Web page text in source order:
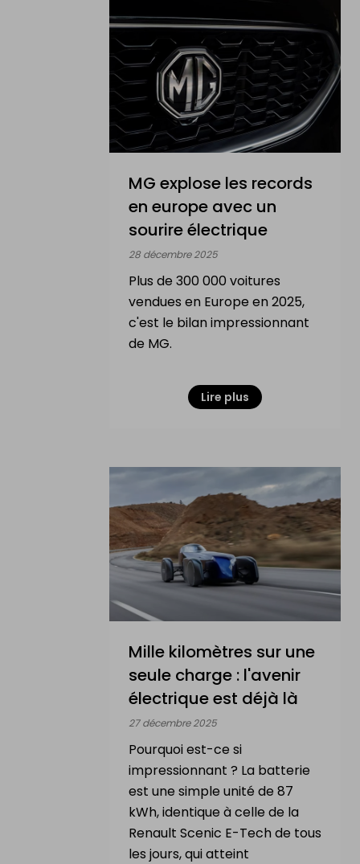
MG explose les records
en europe avec un
sourire électrique
28 décembre 2025
Plus de 300 000 voitures
vendues en Europe en 2025,
c'est le bilan impressionnant
de MG.
Lire plus
Mille kilomètres sur une
seule charge : l'avenir
électrique est déjà là
27 décembre 2025
Pourquoi est-ce si
impressionnant ? La batterie
est une simple unité de 87
kWh, identique à celle de la
Renault Scenic E-Tech de tous
les jours, qui atteint